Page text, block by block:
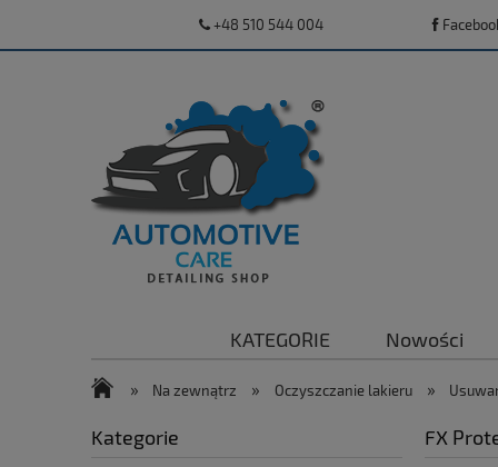
+48 510 544 004
KATEGORIE Nowości
» Na zewnątrz » Oczyszczanie lakieru »
Kategorie FX